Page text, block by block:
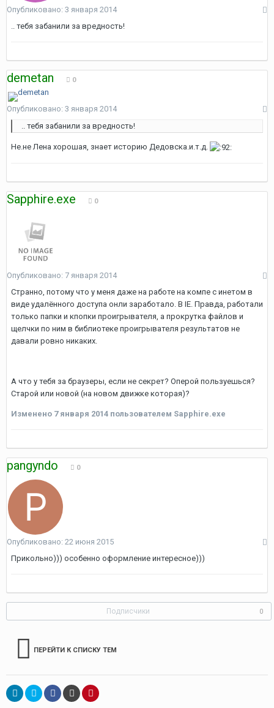
Опубликовано: 3 января 2014
.. тебя забанили за вредность!
demetan 0
Опубликовано: 3 января 2014
.. тебя забанили за вредность!
Не.не Лена хорошая, знает историю Дедовска.и.т.д.
Sapphire.exe 0
Опубликовано: 7 января 2014
Странно, потому что у меня даже на работе на компе с инетом в
виде удалённого доступа онли заработало. В IE. Правда, работали
только папки и кпопки проигрывателя, а прокрутка файлов и
щелчки по ним в библиотеке проигрывателя результатов не
давали ровно никаких.
А что у тебя за браузеры, если не секрет? Оперой пользуешься?
Старой или новой (на новом движке которая)?
Изменено 7 января 2014 пользователем Sapphire.exe
pangyndo 0
Опубликовано: 22 июня 2015
Прикольно))) особенно оформление интересное)))
Подписчики 0
ПЕРЕЙТИ К СПИСКУ ТЕМ